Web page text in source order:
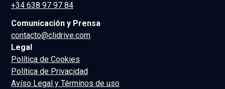
+34 638 97 97 84
Comunicación y Prensa
contacto@clidrive.com
Legal
Política de Cookies
Política de Privacidad
Avíso Legal y Términos de uso